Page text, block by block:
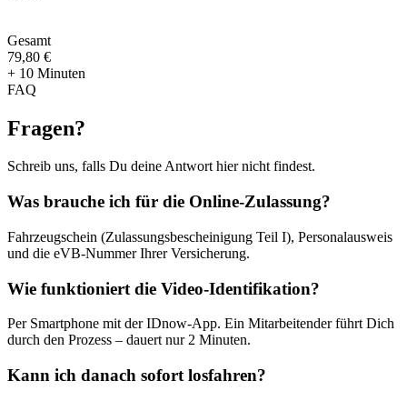
Gesamt
79,80 €
+ 10 Minuten
FAQ
Fragen?
Schreib uns, falls Du deine Antwort hier nicht findest.
Was brauche ich für die Online-Zulassung?
Fahrzeugschein (Zulassungsbescheinigung Teil I), Personalausweis
und die eVB-Nummer Ihrer Versicherung.
Wie funktioniert die Video-Identifikation?
Per Smartphone mit der IDnow-App. Ein Mitarbeitender führt Dich
durch den Prozess – dauert nur 2 Minuten.
Kann ich danach sofort losfahren?